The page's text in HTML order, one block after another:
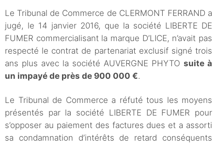
Le Tribunal de Commerce de CLERMONT FERRAND a
jugé, le 14 janvier 2016, que la société LIBERTE DE
FUMER commercialisant la marque D’LICE, n’avait pas
respecté le contrat de partenariat exclusif signé trois
ans plus avec la société AUVERGNE PHYTO suite à
un impayé de près de 900 000 €.
Le Tribunal de Commerce a réfuté tous les moyens
présentés par la société LIBERTE DE FUMER pour
s’opposer au paiement des factures dues et a assorti
sa condamnation d’intérêts de retard conséquents